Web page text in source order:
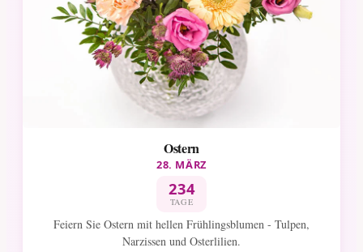
Ostern
28. MÄRZ
234
TAGE
Feiern Sie Ostern mit hellen Frühlingsblumen - Tulpen,
Narzissen und Osterlilien.